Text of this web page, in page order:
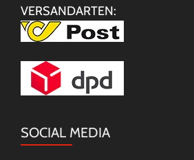
VERSANDARTEN:
SOCIAL MEDIA